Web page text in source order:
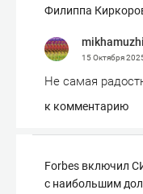
Филиппа
15 Октября
Не самая
к комментарию
Forbes включил
с наибольшим